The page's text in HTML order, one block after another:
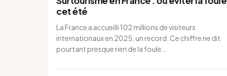
cet été
La France a accueilli 102 millions de visiteurs
internationaux en 2025, un record. Ce chiffre ne dit
pourtant presque rien de la foule…